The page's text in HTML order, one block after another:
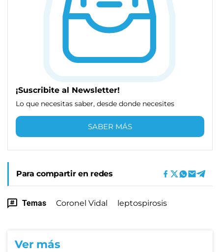
¡Suscribite al Newsletter!
Lo que necesitas saber, desde donde necesites
SABER MÁS
Para compartir en redes
Temas Coronel Vidal leptospirosis
Ver más